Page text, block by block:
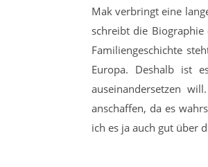
Mak verbringt eine
schreibt die
Familiengeschichte
Europa. Deshalb ist
auseinandersetzen
anschaffen, da es
ich es ja auch gut über